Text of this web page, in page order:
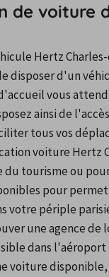
de voiture
Hertz
disposer d'un
vous
ainsi de
tous vos
voiture Hertz
tourisme ou
pour
votre périple
une agence de
dans l'aéroport
voiture